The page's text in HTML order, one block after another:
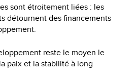
sont étroitement liées : les
détournent des financements
reste le moyen le
paix et la stabilité à long